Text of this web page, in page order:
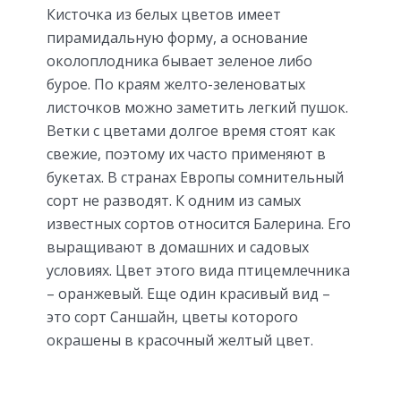
Кисточка из белых цветов имеет
пирамидальную форму, а основание
околоплодника бывает зеленое либо
бурое. По краям желто-зеленоватых
листочков можно заметить легкий пушок.
Ветки с цветами долгое время стоят как
свежие, поэтому их часто применяют в
букетах. В странах Европы сомнительный
сорт не разводят. К одним из самых
известных сортов относится Балерина. Его
выращивают в домашних и садовых
условиях. Цвет этого вида птицемлечника
– оранжевый. Еще один красивый вид –
это сорт Саншайн, цветы которого
окрашены в красочный желтый цвет.